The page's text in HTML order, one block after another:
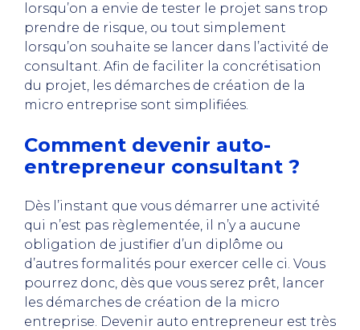
lorsqu’on a envie de tester le projet sans trop
prendre de risque, ou tout simplement
lorsqu’on souhaite se lancer dans l’activité de
consultant. Afin de faciliter la concrétisation
du projet, les démarches de création de la
micro entreprise sont simplifiées.
Comment devenir auto-
entrepreneur consultant ?
Dès l’instant que vous démarrer une activité
qui n’est pas règlementée, il n’y a aucune
obligation de justifier d’un diplôme ou
d’autres formalités pour exercer celle ci. Vous
pourrez donc, dès que vous serez prêt, lancer
les démarches de création de la micro
entreprise. Devenir auto entrepreneur est très